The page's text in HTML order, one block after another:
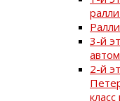
3-й
2-й